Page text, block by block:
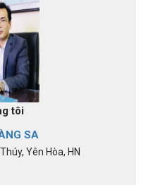
tôi
SA
Yên Hòa, HN